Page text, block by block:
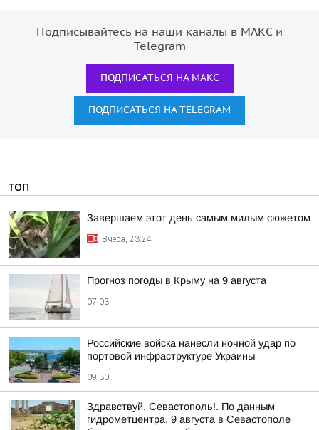
Подписывайтесь на наши каналы в МАКС и
Telegram
ПОДПИСАТЬСЯ НА МАКС
ПОДПИСАТЬСЯ НА TELEGRAM
ТОП
Завершаем этот день самым милым сюжетом
Вчера, 23:24
Прогноз погоды в Крыму на 9 августа
07:03
Российские войска нанесли ночной удар по
портовой инфраструктуре Украины
09:30
Здравствуй, Севастополь!. По данным
гидрометцентра, 9 августа в Севастополе